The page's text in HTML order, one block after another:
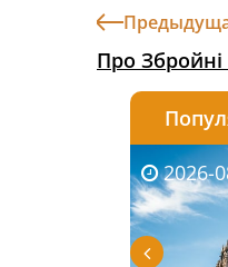
Про
2026-